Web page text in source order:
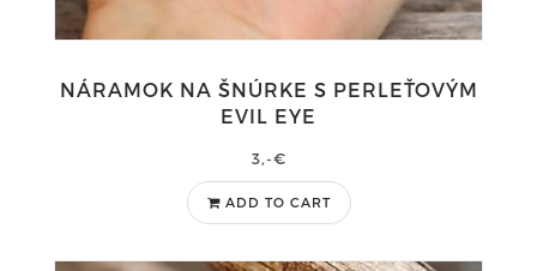
NÁRAMOK NA ŠNÚRKE S PERLEŤOVÝM
EVIL EYE
3,-€
ADD TO CART